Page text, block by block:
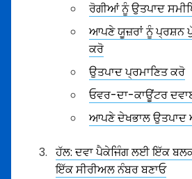
ਰੋਗੀਆਂ ਨੂੰ ਉਤਪਾਦ
ਆਪਣੇ ਯੂਜ਼ਰਾਂ ਨੂੰ ਪ੍ਰਸ਼ਨ
ਕਰੋ
ਉਤਪਾਦ ਪ੍ਰਮਾਣਿਤ ਕਰੋ
ਓਵਰ-ਦਾ-ਕਾਊਂਟਰ
ਆਪਣੇ ਦੇਖਭਾਲ ਉਤਪਾਦ
ਹੱਲ: ਦਵਾ ਪੈਕੇਜਿੰਗ ਲਈ ਇੱਕ ਬਲਕ
ਇੱਕ ਸੀਰੀਅਲ ਨੰਬਰ ਬਣਾਓ